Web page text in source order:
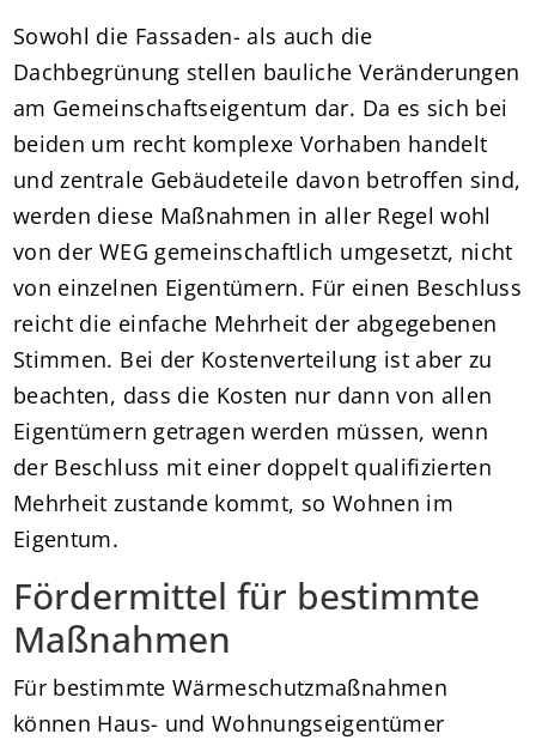
Sowohl die Fassaden- als auch die
Dachbegrünung stellen bauliche Veränderungen
am Gemeinschaftseigentum dar. Da es sich bei
beiden um recht komplexe Vorhaben handelt
und zentrale Gebäudeteile davon betroffen sind,
werden diese Maßnahmen in aller Regel wohl
von der WEG gemeinschaftlich umgesetzt, nicht
von einzelnen Eigentümern. Für einen Beschluss
reicht die einfache Mehrheit der abgegebenen
Stimmen. Bei der Kostenverteilung ist aber zu
beachten, dass die Kosten nur dann von allen
Eigentümern getragen werden müssen, wenn
der Beschluss mit einer doppelt qualifizierten
Mehrheit zustande kommt, so Wohnen im
Eigentum.
Fördermittel für bestimmte
Maßnahmen
Für bestimmte Wärmeschutzmaßnahmen
können Haus- und Wohnungseigentümer